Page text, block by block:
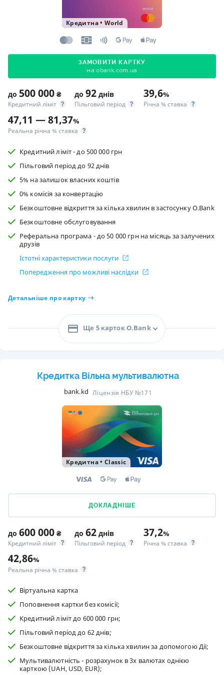
Кредитна• World
ЗАМОВИТИ КАРТКУ
на obank.com.ua
до 500 000 ₴
Кредитний ліміт
до 92 днів
Пільговий період
39,6%
Річна % ставка
47,11 — 81,37%
Реальна річна % ставка
Кредитний ліміт - до 500 000 грн
Пільговий період до 92 днів
5% на залишок власних коштів
0% комісія за конвертацію
Безкоштовне відкриття за кілька хвилин в застосунку O.Bank
Безкоштовне обслуговування
Реферальна програма - до 50 000 грн на місяць за залучених
друзів
Істотні характеристики послуги
Попередження про можливі наслідки
Детальніше про картку
Ще 5 карток O.Bank
Кредитка Вільна мультивалютна
bank.kd Ліцензія НБУ №171
Кредитна• Classic
ДОКЛАДНІШЕ
до 600 000 ₴
Кредитний ліміт
до 62 днів
Пільговий період
37,2%
Річна % ставка
42,86%
Реальна річна % ставка
Віртуальна картка
Поповнення картки без комісії;
Кредитний ліміт до 600 000 грн;
Пільговий період до 62 днів;
Безкоштовне відкриття за кілька хвилин за допомогою Дії;
Мультивалютність - розрахунок в 3х валютах однією
карткою (UAH, USD, EUR);